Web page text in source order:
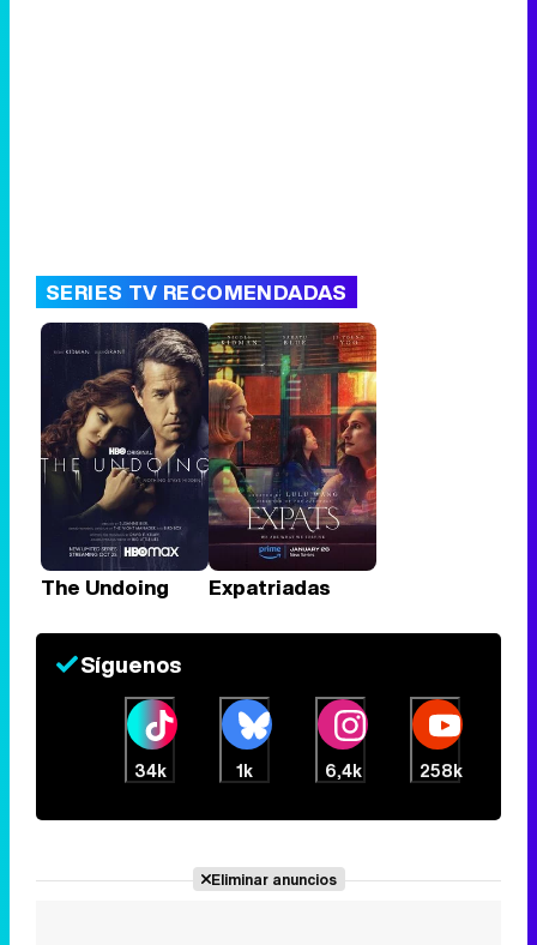
SERIES TV RECOMENDADAS
The Undoing Expatriadas
Síguenos
34k 1k 6,4k 258k
Eliminar anuncios